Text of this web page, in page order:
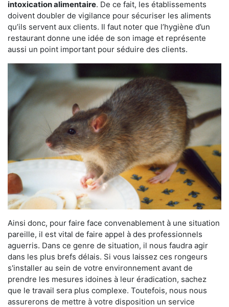
intoxication alimentaire. De ce fait, les établissements
doivent doubler de vigilance pour sécuriser les aliments
qu’ils servent aux clients. Il faut noter que l’hygiène d’un
restaurant donne une idée de son image et représente
aussi un point important pour séduire des clients.
Ainsi donc, pour faire face convenablement à une situation
pareille, il est vital de faire appel à des professionnels
aguerris. Dans ce genre de situation, il nous faudra agir
dans les plus brefs délais. Si vous laissez ces rongeurs
s'installer au sein de votre environnement avant de
prendre les mesures idoines à leur éradication, sachez
que le travail sera plus complexe. Toutefois, nous nous
assurerons de mettre à votre disposition un service